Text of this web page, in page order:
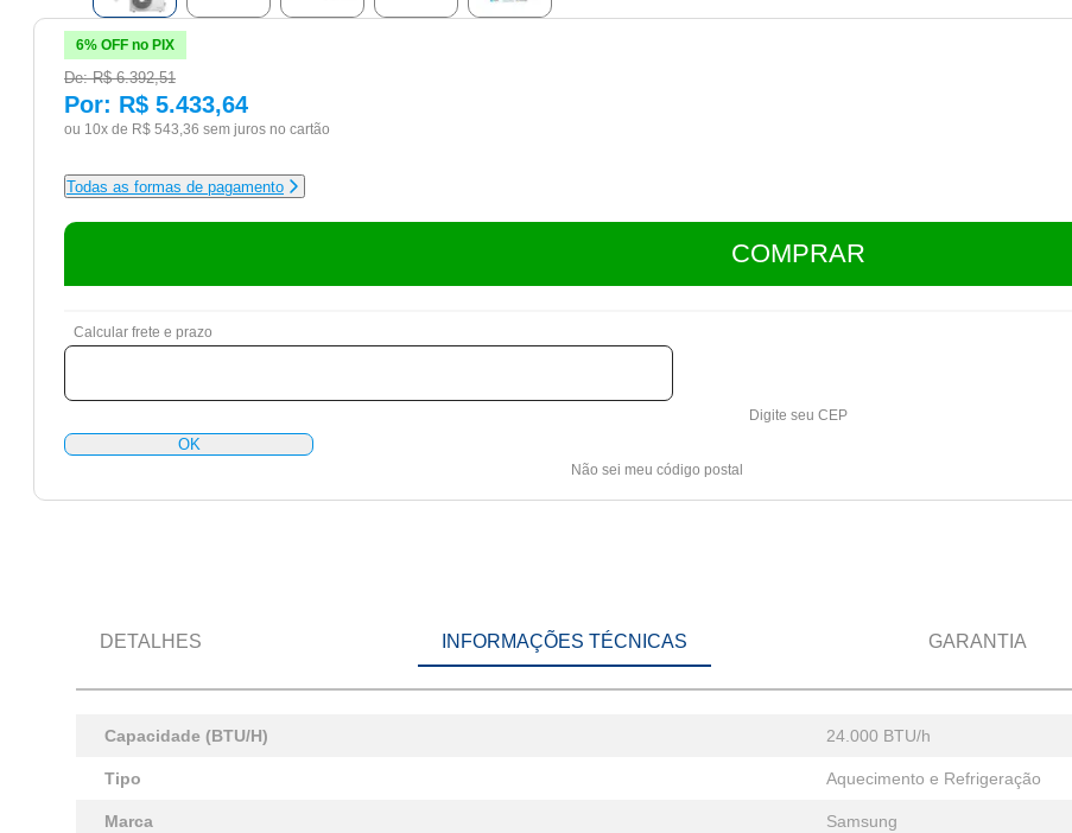
6% OFF no PIX
De:R$ 6.392,51
Por: R$ 5.433,64
ou 10x de R$ 543,36 sem juros no cartão
Todas as formas de pagamento
COMPRAR
Calcular frete e prazo
Digite seu CEP
OK
Não sei meu código postal
DETALHES INFORMAÇÕES TÉCNICAS GARANTIA
Capacidade (BTU/H) 24.000 BTU/h
Tipo Aquecimento e Refrigeração
Marca Samsung